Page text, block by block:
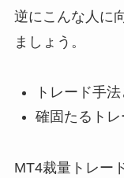
逆にこんな人に
ましょう。
トレード手
確固たるト
MT4裁量トレー